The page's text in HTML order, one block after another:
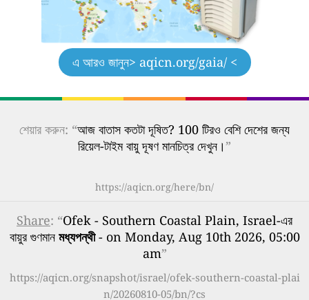
এ আরও জানুন> aqicn.org/gaia/ <
শেয়ার করুন: “আজ বাতাস কতটা দূষিত? 100 টিরও বেশি দেশের জন্য
রিয়েল-টাইম বায়ু দূষণ মানচিত্র দেখুন।”
https://aqicn.org/here/bn/
Share: “Ofek - Southern Coastal Plain, Israel-এর
বায়ুর গুণমান মধ্যপন্থী- on Monday, Aug 10th 2026, 05:00
am”
https://aqicn.org/snapshot/israel/ofek-southern-coastal-plai
n/20260810-05/bn/?cs